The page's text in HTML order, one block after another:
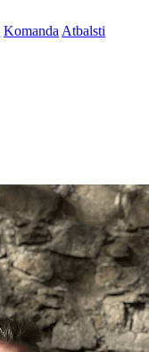
Komanda Atbalsti